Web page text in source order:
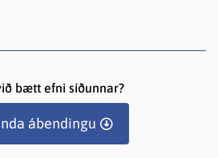
bætt efni síðunnar?
ábendingu